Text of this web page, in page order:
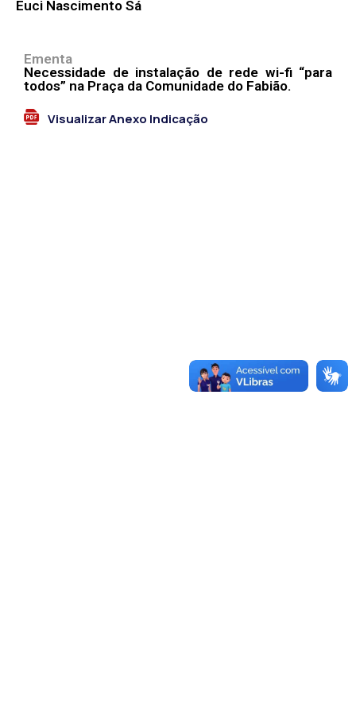
Euci Nascimento Sá
Ementa
Necessidade de instalação de rede wi-fi “para
todos” na Praça da Comunidade do Fabião.
Visualizar Anexo Indicação